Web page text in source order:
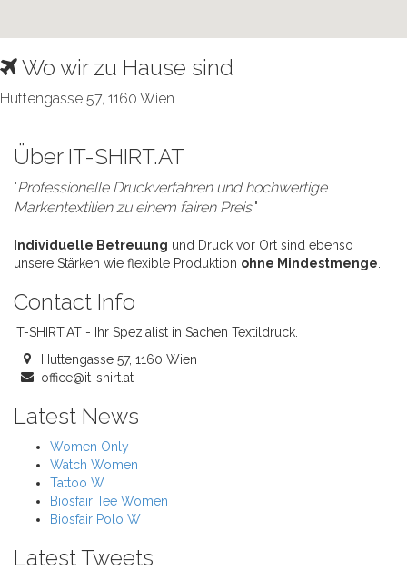
Wo wir zu Hause sind
Huttengasse 57, 1160 Wien
Über IT-SHIRT.AT
"Professionelle Druckverfahren und hochwertige
Markentextilien zu einem fairen Preis."
Individuelle Betreuung und Druck vor Ort sind ebenso
unsere Stärken wie flexible Produktion ohne Mindestmenge.
Contact Info
IT-SHIRT.AT - Ihr Spezialist in Sachen Textildruck.
Huttengasse 57, 1160 Wien
office@it-shirt.at
Latest News
Women Only
Watch Women
Tattoo W
Biosfair Tee Women
Biosfair Polo W
Latest Tweets